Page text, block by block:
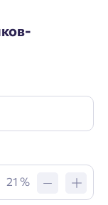
21 %